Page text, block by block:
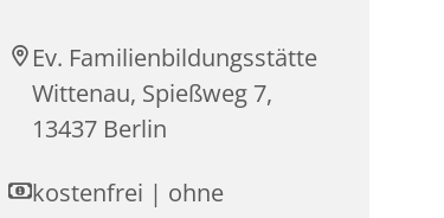
Ev. Familienbildungsstätte
Wittenau, Spießweg 7,
13437 Berlin
kostenfrei | ohne